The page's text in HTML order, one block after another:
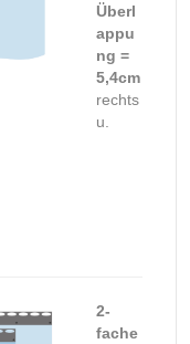
Überl
appu
ng =
5,4cm
rechts
u.
2-
fache